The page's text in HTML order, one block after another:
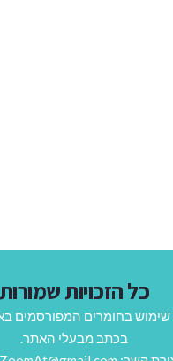
כל הזכויות שמורות
שימוש בחומרים המפורסמים
בכתב מבעלי האתר.